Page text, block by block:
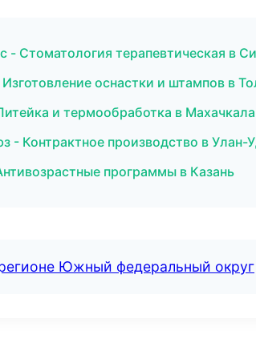
- Стоматология терапевтическая в
оснастки и штампов в
и термообработка в Махачкала
- Контрактное производство в Улан-
программы в Казань
Южный федеральный округ